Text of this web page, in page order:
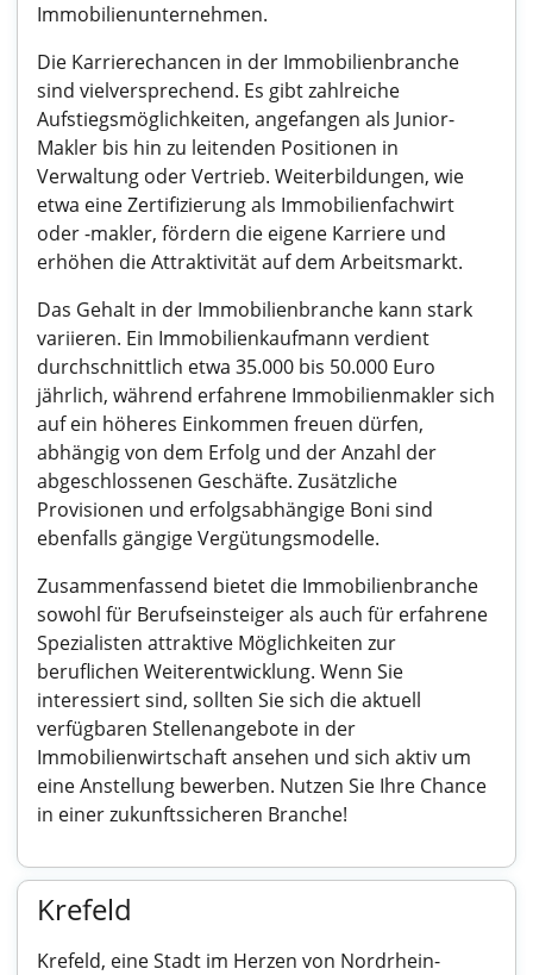
Immobilienunternehmen.
Die Karrierechancen in der Immobilienbranche
sind vielversprechend. Es gibt zahlreiche
Aufstiegsmöglichkeiten, angefangen als Junior-
Makler bis hin zu leitenden Positionen in
Verwaltung oder Vertrieb. Weiterbildungen, wie
etwa eine Zertifizierung als Immobilienfachwirt
oder -makler, fördern die eigene Karriere und
erhöhen die Attraktivität auf dem Arbeitsmarkt.
Das Gehalt in der Immobilienbranche kann stark
variieren. Ein Immobilienkaufmann verdient
durchschnittlich etwa 35.000 bis 50.000 Euro
jährlich, während erfahrene Immobilienmakler sich
auf ein höheres Einkommen freuen dürfen,
abhängig von dem Erfolg und der Anzahl der
abgeschlossenen Geschäfte. Zusätzliche
Provisionen und erfolgsabhängige Boni sind
ebenfalls gängige Vergütungsmodelle.
Zusammenfassend bietet die Immobilienbranche
sowohl für Berufseinsteiger als auch für erfahrene
Spezialisten attraktive Möglichkeiten zur
beruflichen Weiterentwicklung. Wenn Sie
interessiert sind, sollten Sie sich die aktuell
verfügbaren Stellenangebote in der
Immobilienwirtschaft ansehen und sich aktiv um
eine Anstellung bewerben. Nutzen Sie Ihre Chance
in einer zukunftssicheren Branche!
Krefeld
Krefeld, eine Stadt im Herzen von Nordrhein-